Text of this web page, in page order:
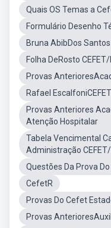
Quais OS Temas a
Formulário Desenho
Bruna AbibDos
Folha DeRosto
Provas
Rafael
Provas Anteriores
Atenção Hospitalar
Tabela Vencimental
Administração
Questões Da Prova
CefetR
Provas Do Cefet
Provas